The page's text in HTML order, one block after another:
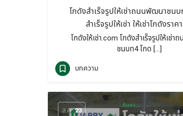
โกดังสำเร็จรูปให้เช่าถนนพัฒนาชน
สำเร็จรูปให้เช่า ให้เช่าโกดังราค
โกดังให้เช่า.com โกดังสำเร็จรูปให้เช่
ชนบท4 โกด […]
บทความ
ส.ค. 23